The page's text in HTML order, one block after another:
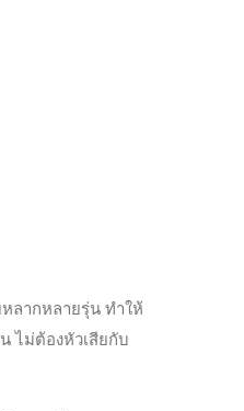
ลากหลายรุ่น ทำให้
ไม่ต้องหัวเสียกับ